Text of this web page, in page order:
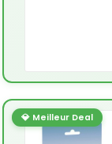
💎 Meilleur Deal